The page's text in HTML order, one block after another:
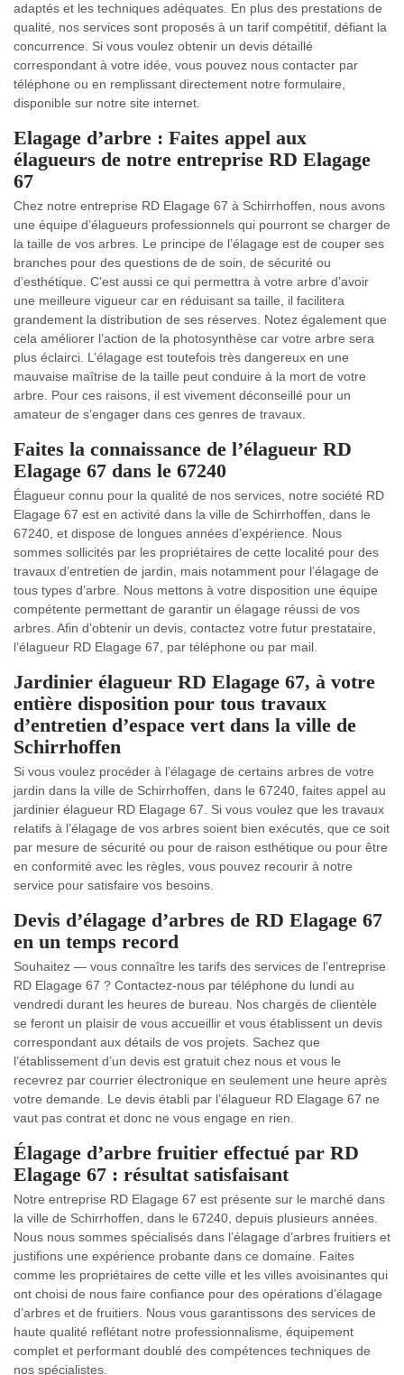
adaptés et les techniques adéquates. En plus des prestations de
qualité, nos services sont proposés à un tarif compétitif, défiant la
concurrence. Si vous voulez obtenir un devis détaillé
correspondant à votre idée, vous pouvez nous contacter par
téléphone ou en remplissant directement notre formulaire,
disponible sur notre site internet.
Elagage d’arbre : Faites appel aux
élagueurs de notre entreprise RD Elagage
67
Chez notre entreprise RD Elagage 67 à Schirrhoffen, nous avons
une équipe d’élagueurs professionnels qui pourront se charger de
la taille de vos arbres. Le principe de l’élagage est de couper ses
branches pour des questions de de soin, de sécurité ou
d’esthétique. C’est aussi ce qui permettra à votre arbre d’avoir
une meilleure vigueur car en réduisant sa taille, il facilitera
grandement la distribution de ses réserves. Notez également que
cela améliorer l’action de la photosynthèse car votre arbre sera
plus éclairci. L’élagage est toutefois très dangereux en une
mauvaise maîtrise de la taille peut conduire à la mort de votre
arbre. Pour ces raisons, il est vivement déconseillé pour un
amateur de s’engager dans ces genres de travaux.
Faites la connaissance de l’élagueur RD
Elagage 67 dans le 67240
Élagueur connu pour la qualité de nos services, notre société RD
Elagage 67 est en activité dans la ville de Schirrhoffen, dans le
67240, et dispose de longues années d’expérience. Nous
sommes sollicités par les propriétaires de cette localité pour des
travaux d’entretien de jardin, mais notamment pour l’élagage de
tous types d’arbre. Nous mettons à votre disposition une équipe
compétente permettant de garantir un élagage réussi de vos
arbres. Afin d’obtenir un devis, contactez votre futur prestataire,
l’élagueur RD Elagage 67, par téléphone ou par mail.
Jardinier élagueur RD Elagage 67, à votre
entière disposition pour tous travaux
d’entretien d’espace vert dans la ville de
Schirrhoffen
Si vous voulez procéder à l’élagage de certains arbres de votre
jardin dans la ville de Schirrhoffen, dans le 67240, faites appel au
jardinier élagueur RD Elagage 67. Si vous voulez que les travaux
relatifs à l’élagage de vos arbres soient bien exécutés, que ce soit
par mesure de sécurité ou pour de raison esthétique ou pour être
en conformité avec les règles, vous pouvez recourir à notre
service pour satisfaire vos besoins.
Devis d’élagage d’arbres de RD Elagage 67
en un temps record
Souhaitez — vous connaître les tarifs des services de l’entreprise
RD Elagage 67 ? Contactez-nous par téléphone du lundi au
vendredi durant les heures de bureau. Nos chargés de clientèle
se feront un plaisir de vous accueillir et vous établissent un devis
correspondant aux détails de vos projets. Sachez que
l’établissement d’un devis est gratuit chez nous et vous le
recevrez par courrier électronique en seulement une heure après
votre demande. Le devis établi par l’élagueur RD Elagage 67 ne
vaut pas contrat et donc ne vous engage en rien.
Élagage d’arbre fruitier effectué par RD
Elagage 67 : résultat satisfaisant
Notre entreprise RD Elagage 67 est présente sur le marché dans
la ville de Schirrhoffen, dans le 67240, depuis plusieurs années.
Nous nous sommes spécialisés dans l’élagage d’arbres fruitiers et
justifions une expérience probante dans ce domaine. Faites
comme les propriétaires de cette ville et les villes avoisinantes qui
ont choisi de nous faire confiance pour des opérations d’élagage
d’arbres et de fruitiers. Nous vous garantissons des services de
haute qualité reflétant notre professionnalisme, équipement
complet et performant doublé des compétences techniques de
nos spécialistes.